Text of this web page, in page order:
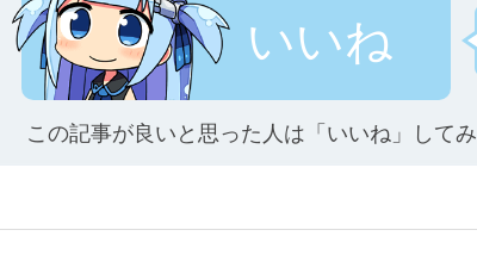
いいね
この記事が良いと思った人は「いいね」してみ